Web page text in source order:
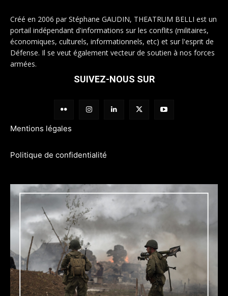
Créé en 2006 par Stéphane GAUDIN, THEATRUM BELLI est un
portail indépendant d'informations sur les conflits (militaires,
économiques, culturels, informationnels, etc) et sur l'esprit de
Défense. Il se veut également vecteur de soutien à nos forces
armées.
SUIVEZ-NOUS SUR
Mentions légales
Politique de confidentialité